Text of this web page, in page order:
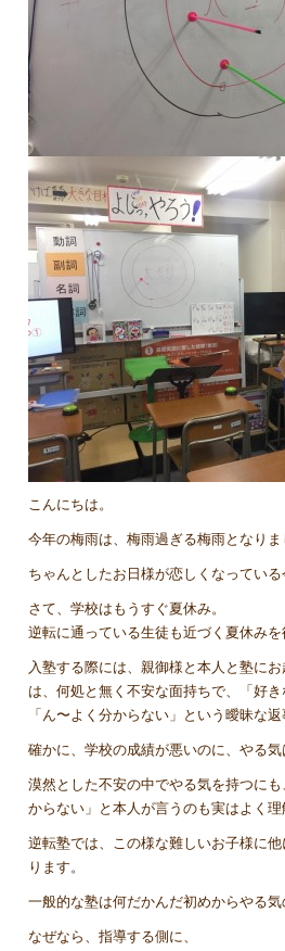
こんにちは。
今年の梅雨は、梅雨過ぎる梅雨となりま
ちゃんとしたお日様が恋しくなっている
さて、学校はもうすぐ夏休み。
逆転に通っている生徒も近づく夏休み
入塾する際には、親御様と本人と塾に
は、何処と無く不安な面持ちで、「好
「ん〜よく分からない」という曖昧な返
確かに、学校の成績が悪いのに、やる
漠然とした不安の中でやる気を持つに
からない」と本人が言うのも実はよく理
逆転塾では、この様な難しいお子様に
ります。
一般的な塾は何だかんだ初めからやる
なぜなら、指導する側に、